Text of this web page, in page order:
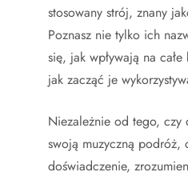
stosowany strój, znany
Poznasz nie tylko ich
się, jak wpływają na
jak zacząć je
Niezależnie od tego, czy
swoją muzyczną podróż,
doświadczenie,